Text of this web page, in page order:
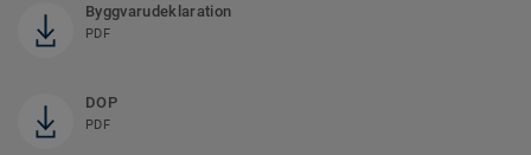
Byggvarudeklaration
PDF
DOP
PDF